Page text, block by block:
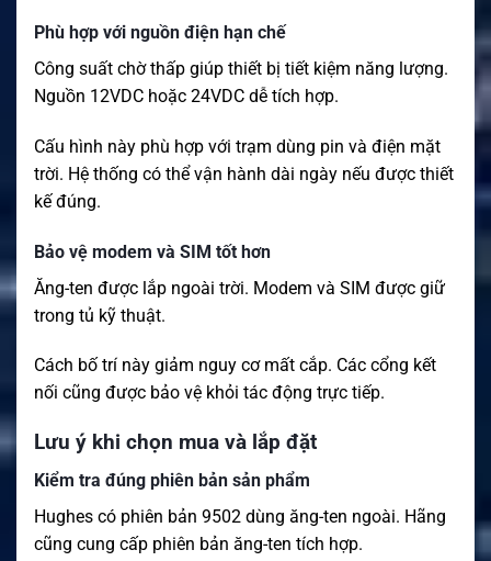
Phù hợp với nguồn điện hạn chế
Công suất chờ thấp giúp thiết bị tiết kiệm năng lượng.
Nguồn 12VDC hoặc 24VDC dễ tích hợp.
Cấu hình này phù hợp với trạm dùng pin và điện mặt
trời. Hệ thống có thể vận hành dài ngày nếu được thiết
kế đúng.
Bảo vệ modem và SIM tốt hơn
Ăng-ten được lắp ngoài trời. Modem và SIM được giữ
trong tủ kỹ thuật.
Cách bố trí này giảm nguy cơ mất cắp. Các cổng kết
nối cũng được bảo vệ khỏi tác động trực tiếp.
Lưu ý khi chọn mua và lắp đặt
Kiểm tra đúng phiên bản sản phẩm
Hughes có phiên bản 9502 dùng ăng-ten ngoài. Hãng
cũng cung cấp phiên bản ăng-ten tích hợp.